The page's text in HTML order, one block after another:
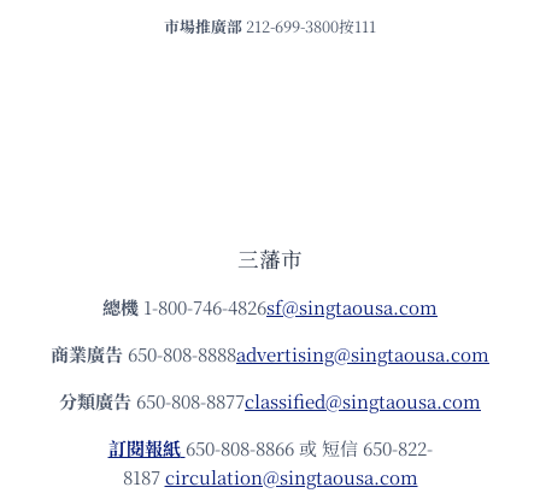
市場推廣部 212-699-3800按111
三藩市
總機 1-800-746-4826sf@singtaousa.com
商業廣告 650-808-8888advertising@singtaousa.com
分類廣告 650-808-8877classified@singtaousa.com
訂閱報紙 650-808-8866 或 短信 650-822-
8187circulation@singtaousa.com